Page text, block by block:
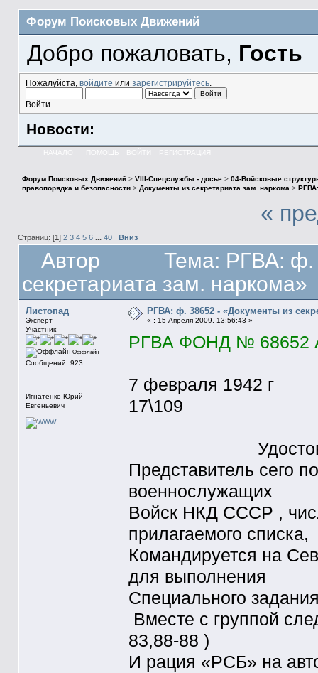
Форум Поисковых Движений
Добро пожаловать, Гость
Пожалуйста, войдите или зарегистрируйтесь.
Войти
Новости:
НАЧАЛО ПОМОЩЬ ВОЙТИ РЕГИСТРАЦИЯ
Форум Поисковых Движений> VIII-Спецслужбы - досье> 04-Войсковые
правопорядка и безопасности> Документы из секретариата зам. наркома>
«
Страниц: [1 ] 2 3 4 5 6 ... 40 Вниз
Автор
Тема: РГВА: ф.
секретариата зам.
Листопад
Эксперт
Участник
Оффлайн
Сообщений: 923
Игнатенко Юрий
Евгеньевич
РГВА: ф. 38652 - «Документы из
« : 15 Апреля 2009, 13:56:43 »
РГВА ФОНД № 68652
7 февраля 1942 г
17\109
Представитель сего
военнослужащих
Войск НКД СССР ,
прилагаемого списка,
Командируется на
для выполнения
Специального
Вместе с группой
83,88-88 )
И рация «РСБ» на